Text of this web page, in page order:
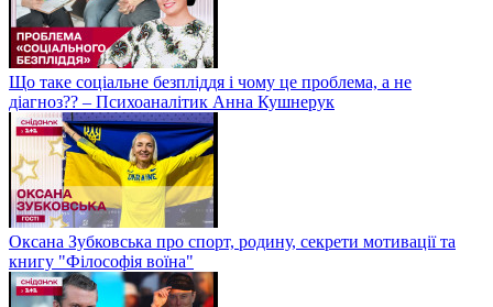
Що таке соціальне безпліддя і чому це проблема, а не
діагноз?? – Психоаналітик Анна Кушнерук
Оксана Зубковська про спорт, родину, секрети мотивації та
книгу "Філософія воїна"